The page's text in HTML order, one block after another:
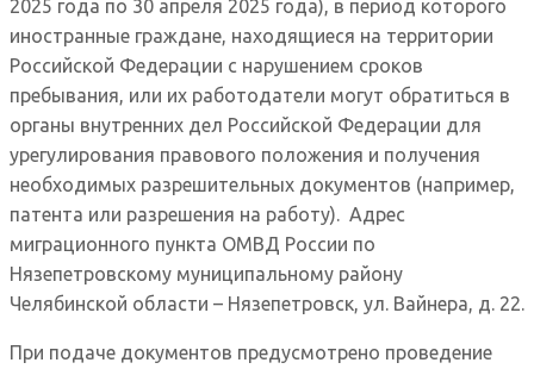
2025 года по 30 апреля 2025 года), в период которого
иностранные граждане, находящиеся на территории
Российской Федерации с нарушением сроков
пребывания, или их работодатели могут обратиться в
органы внутренних дел Российской Федерации для
урегулирования правового положения и получения
необходимых разрешительных документов (например,
патента или разрешения на работу). Адрес
миграционного пункта ОМВД России по
Нязепетровскому муниципальному району
Челябинской области – Нязепетровск, ул. Вайнера, д. 22.
При подаче документов предусмотрено проведение